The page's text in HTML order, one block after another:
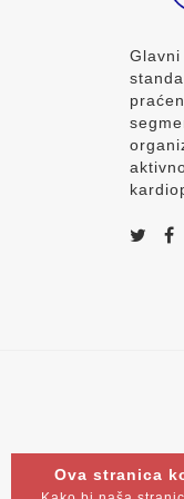
Ova stranica